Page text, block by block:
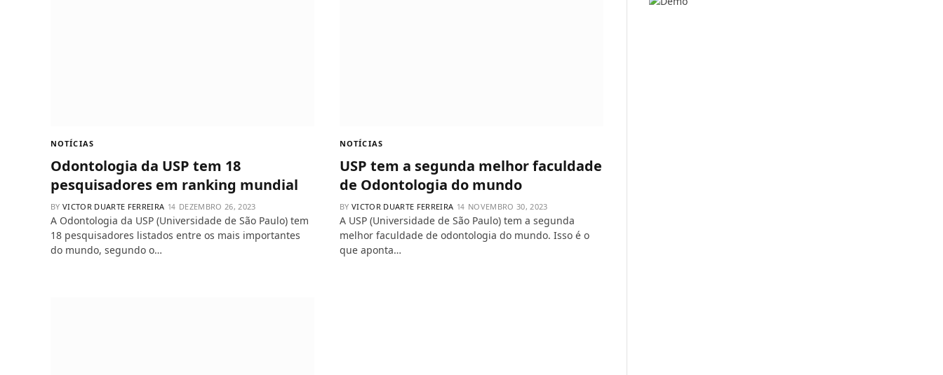
NOTÍCIAS
Odontologia da USP tem 18
pesquisadores em ranking mundial
BY VICTOR DUARTE FERREIRA DEZEMBRO 26, 2023
A Odontologia da USP (Universidade de São Paulo) tem
18 pesquisadores listados entre os mais importantes
do mundo, segundo o…
NOTÍCIAS
USP tem a segunda melhor faculdade
de Odontologia do mundo
BY VICTOR DUARTE FERREIRA NOVEMBRO 30, 2023
A USP (Universidade de São Paulo) tem a segunda
melhor faculdade de odontologia do mundo. Isso é o
que aponta…